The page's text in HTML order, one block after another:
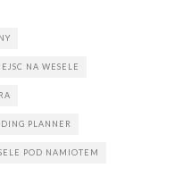
NA WESELE
PLANNER
POD NAMIOTEM